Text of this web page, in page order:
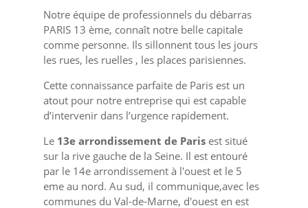
Notre équipe de professionnels du débarras
PARIS 13 ème, connaît notre belle capitale
comme personne. Ils sillonnent tous les jours
les rues, les ruelles , les places parisiennes.
Cette connaissance parfaite de Paris est un
atout pour notre entreprise qui est capable
d’intervenir dans l’urgence rapidement.
Le 13earrondissement de Parisest situé
sur la rive gauche de la Seine. Il est entouré
par le 14earrondissement à l'ouest et le 5
eme au nord. Au sud, il communique,avec les
communes du Val-de-Marne, d'ouest en est